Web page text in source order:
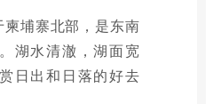
埔寨北部，是东南
湖水清澈，湖面宽
日出和日落的好去